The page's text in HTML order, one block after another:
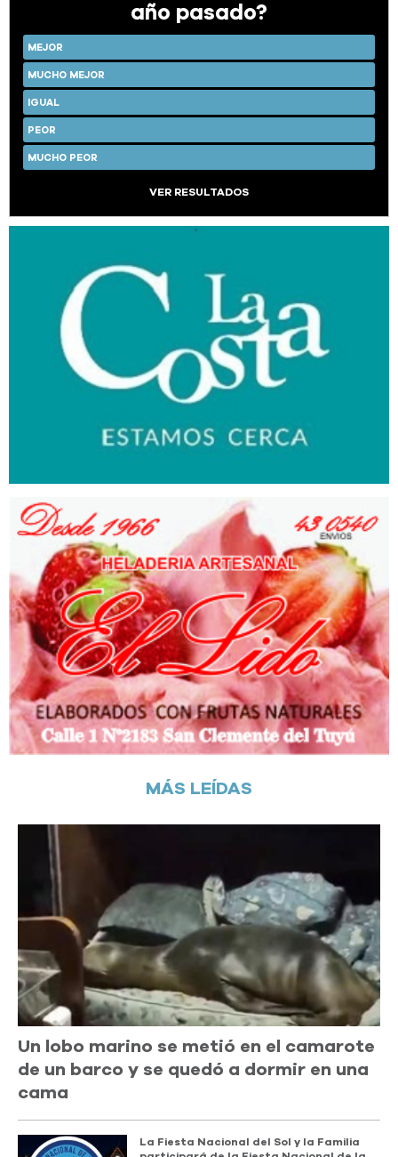
año pasado?
MEJOR
MUCHO MEJOR
IGUAL
PEOR
MUCHO PEOR
VER RESULTADOS
MÁS LEÍDAS
Un lobo marino se metió en el camarote
de un barco y se quedó a dormir en una
cama
La Fiesta Nacional del Sol y la Familia